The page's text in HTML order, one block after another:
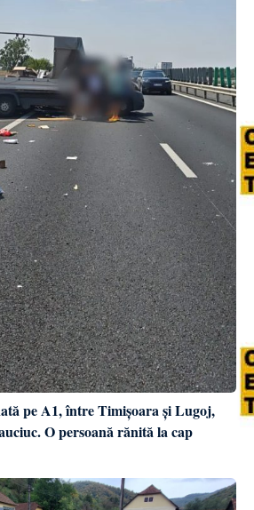
pe A1, între Timișoara și Lugoj,
O persoană rănită la cap